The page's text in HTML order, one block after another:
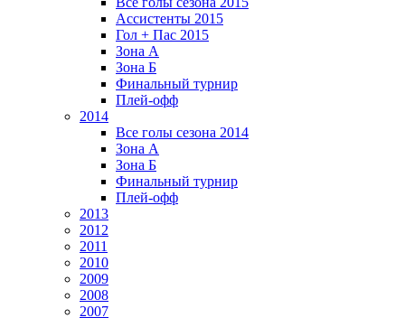
Ассистенты 2015
Гол + Пас 2015
Зона А
Зона Б
Финальный турнир
Плей-офф
2014
Все голы сезона 2014
Зона А
Зона Б
Финальный турнир
Плей-офф
2013
2012
2011
2010
2009
2008
2007